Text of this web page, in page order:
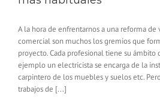
A la hora de enfrentarnos a una reforma
comercial son muchos los gremios que
proyecto. Cada profesional tiene su ámbito
ejemplo un electricista se encarga de la
carpintero de los muebles y suelos etc.
trabajos de [...]